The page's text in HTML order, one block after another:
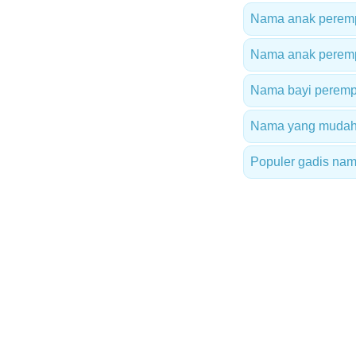
Nama anak
Nama anak
Nama bayi
Nama yang
Populer gadis